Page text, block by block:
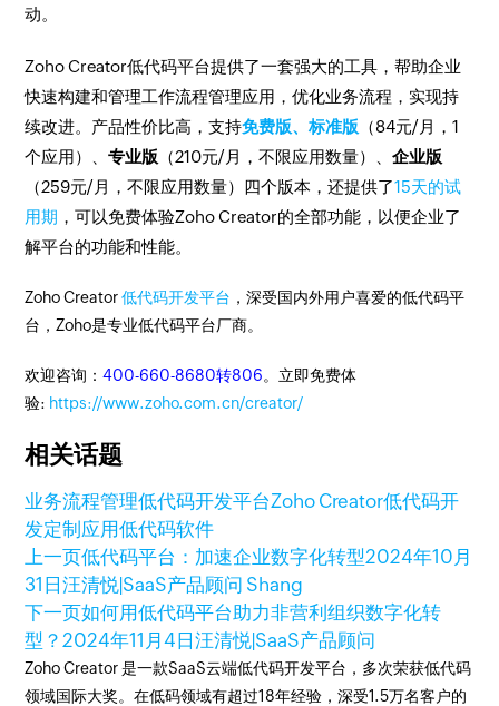
动。
Zoho Creator低代码平台提供了一套强大的工具，帮助企业
快速构建和管理工作流程管理应用，优化业务流程，实现持
续改进。产品性价比高，支持免费版、标准版 （84元/月，1
个应用）、专业版 （210元/月，不限应用数量）、企业版
（259元/月，不限应用数量）四个版本，还提供了15天的试
用期 ，可以免费体验Zoho Creator的全部功能，以便企业了
解平台的功能和性能。
Zoho Creator低代码开发平台 ，深受国内外用户喜爱的低代码平
台，Zoho是专业低代码平台厂商。
欢迎咨询：400-660-8680转806。立即免费体
验: https://www.zoho.com.cn/creator/
相关话题
业务流程管理低代码开发平台Zoho Creator低代码开
发定制应用低代码软件
上一页低代码平台：加速企业数字化转型2024年10月
31日汪清悦|SaaS产品顾问 Shang
下一页如何用低代码平台助力非营利组织数字化转
型？2024年11月4日汪清悦|SaaS产品顾问
Zoho Creator 是一款SaaS云端低代码开发平台，多次荣获低代码
领域国际大奖。在低码领域有超过18年经验，深受1.5万名客户的